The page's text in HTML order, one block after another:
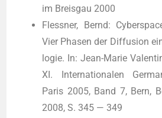
im Breis­gau 2000
Fless­ner, Bernd:
Vier Pha­sen der Dif­fu­si­on
lo­gie. In: Jean-Marie
XI. Inter­na­tio­na­len
Paris 2005, Band 7, Bern,
2008, S. 345 — 349